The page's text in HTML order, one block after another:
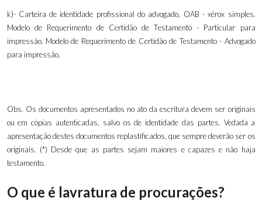
k)- Carteira de identidade profissional do advogado, OAB - xérox simples.
Modelo de Requerimento de Certidão de Testamento - Particular para
impressão. Modelo de Requerimento de Certidão de Testamento - Advogado
para impressão.
Obs. Os documentos apresentados no ato da escritura devem ser originais
ou em cópias autenticadas, salvo os de identidade das partes. Vedada a
apresentação destes documentos replastificados, que sempre deverão ser os
originais. (*) Desde que as partes sejam maiores e capazes e não haja
testamento.
O que é lavratura de procurações?